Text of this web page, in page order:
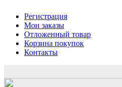
Регистрация
Мои заказы
Отложенный товар
Корзина покупок
Контакты